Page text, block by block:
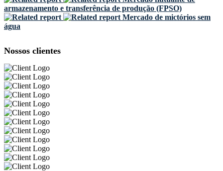
armazenamento e transferência de produção (FPSO)
Mercado de mictórios sem
água
Nossos clientes